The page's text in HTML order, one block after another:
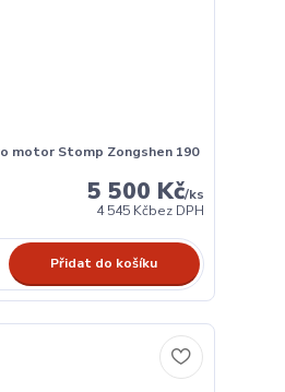
motor Stomp Zongshen 190
5 500 Kč/ks
4 545 Kčbez DPH
Přidat do košíku